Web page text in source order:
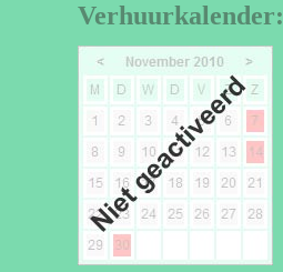
Verhuurkalender: